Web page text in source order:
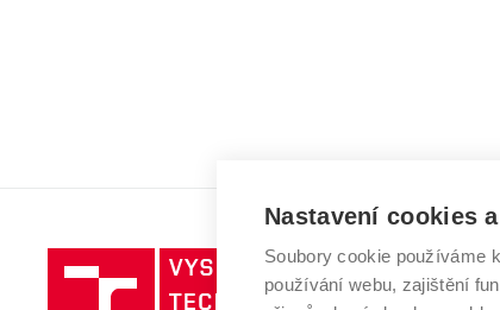
Vysoké
učení
Nastavení cookies
Soubory cookie používáme
používání webu, zajištění